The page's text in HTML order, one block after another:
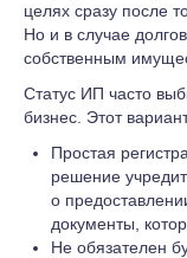
целях сразу после
Но и в случае
собственным
Статус ИП часто
бизнес. Этот
Простая
решение
о
документы,
Не обязателен